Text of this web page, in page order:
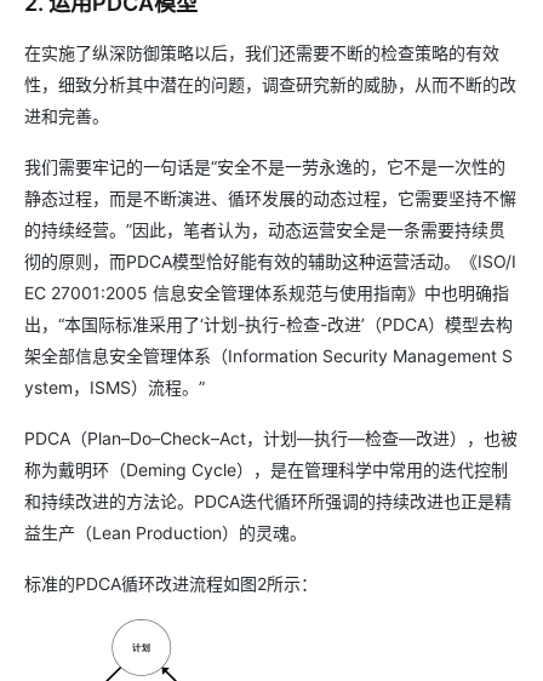
在实施了纵深防御策略以后，我们还需要不断的检查策略的有效
性，细致分析其中潜在的问题，调查研究新的威胁，从而不断的改
进和完善。
我们需要牢记的一句话是“安全不是一劳永逸的，它不是一次性的
静态过程，而是不断演进、循环发展的动态过程，它需要坚持不懈
的持续经营。”因此，笔者认为，动态运营安全是一条需要持续贯
彻的原则，而PDCA模型恰好能有效的辅助这种运营活动。《ISO/I
EC 27001:2005 信息安全管理体系规范与使用指南》中也明确指
出，“本国际标准采用了‘计划-执行-检查-改进’（PDCA）模型去构
架全部信息安全管理体系（Information Security Management S
ystem，ISMS）流程。”
PDCA（Plan–Do–Check–Act，计划—执行—检查—改进），也被
称为戴明环（Deming Cycle），是在管理科学中常用的迭代控制
和持续改进的方法论。PDCA迭代循环所强调的持续改进也正是精
益生产（Lean Production）的灵魂。
标准的PDCA循环改进流程如图2所示：